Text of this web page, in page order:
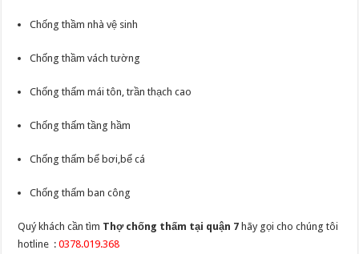
Chống thầm nhà vệ sinh
Chống thầm vách tường
Chống thấm mái tôn, trần thạch cao
Chống thấm tầng hầm
Chống thấm bể bơi,bể cá
Chống thấm ban công
Quý khách cần tìm Thợ chống thấm tại quận 7 hãy gọi cho chúng tôi
hotline :0378.019.368